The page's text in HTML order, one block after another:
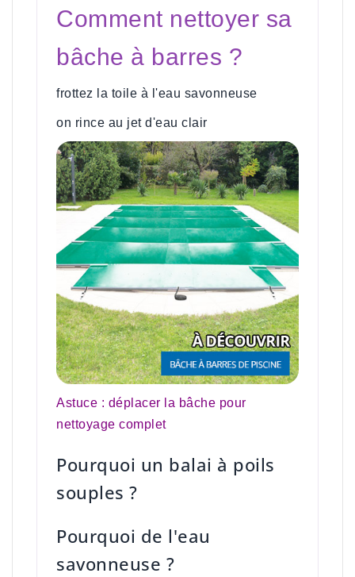
Comment nettoyer sa
bâche à barres ?
frottez la toile à l'eau savonneuse
on rince au jet d'eau clair
Astuce : déplacer la bâche pour
nettoyage complet
Pourquoi un balai à poils
souples ?
Pourquoi de l'eau
savonneuse ?